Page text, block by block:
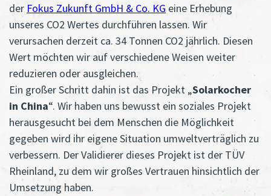
der Fokus Zukunft GmbH & Co. KG eine Erhebung
unseres CO2 Wertes durchführen lassen. Wir
verursachen derzeit ca. 34 Tonnen CO2 jährlich. Diesen
Wert möchten wir auf verschiedene Weisen weiter
reduzieren oder ausgleichen.
Ein großer Schritt dahin ist das Projekt „Solarkocher
in China“. Wir haben uns bewusst ein soziales Projekt
herausgesucht bei dem Menschen die Möglichkeit
gegeben wird ihr eigene Situation umweltverträglich zu
verbessern. Der Validierer dieses Projekt ist der TÜV
Rheinland, zu dem wir großes Vertrauen hinsichtlich der
Umsetzung haben.